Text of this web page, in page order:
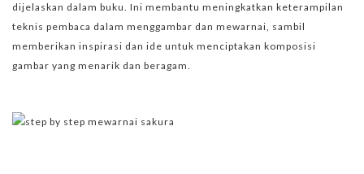
dijelaskan dalam buku. Ini membantu meningkatkan keterampilan
teknis pembaca dalam menggambar dan mewarnai, sambil
memberikan inspirasi dan ide untuk menciptakan komposisi
gambar yang menarik dan beragam.